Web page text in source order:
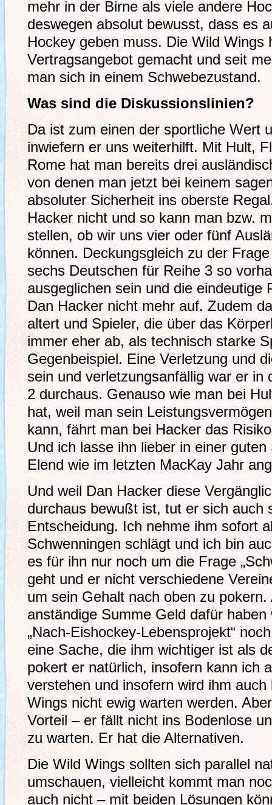
mehr in der Birne als viele andere
deswegen absolut bewusst, dass es
Hockey geben muss. Die Wild Wings
Vertragsangebot gemacht und seit
man sich in einem Schwebezustand.
Was sind die Diskussionslinien?
Da ist zum einen der sportliche Wert
inwiefern er uns weiterhilft. Mit Hult,
Rome hat man bereits drei
von denen man jetzt bei keinem
absoluter Sicherheit ins oberste
Hacker nicht und so kann man bzw.
stellen, ob wir uns vier oder fünf
können. Deckungsgleich zu der
sechs Deutschen für Reihe 3 so
ausgeglichen sein und die eindeutige
Dan Hacker nicht mehr auf. Zudem
altert und Spieler, die über das
immer eher ab, als technisch starke
Gegenbeispiel. Eine Verletzung und
sein und verletzungsanfällig war er in
2 durchaus. Genauso wie man bei
hat, weil man sein
kann, fährt man bei Hacker das
Und ich lasse ihn lieber in einer
Elend wie im letzten MacKay Jahr
Und weil Dan Hacker diese
durchaus bewußt ist, tut er sich auch
Entscheidung. Ich nehme ihm sofort
Schwenningen schlägt und ich bin
es für ihn nur noch um die Frage
geht und er nicht verschiedene
um sein Gehalt nach oben zu
anständige Summe Geld dafür
„Nach-Eishockey-Lebensprojekt“
eine Sache, die ihm wichtiger ist als
pokert er natürlich, insofern kann ich
verstehen und insofern wird ihm
Wings nicht ewig warten werden.
Vorteil – er fällt nicht ins Bodenlose
zu warten. Er hat die Alternativen.
Die Wild Wings sollten sich parallel
umschauen, vielleicht kommt man
auch nicht – mit beiden Lösungen